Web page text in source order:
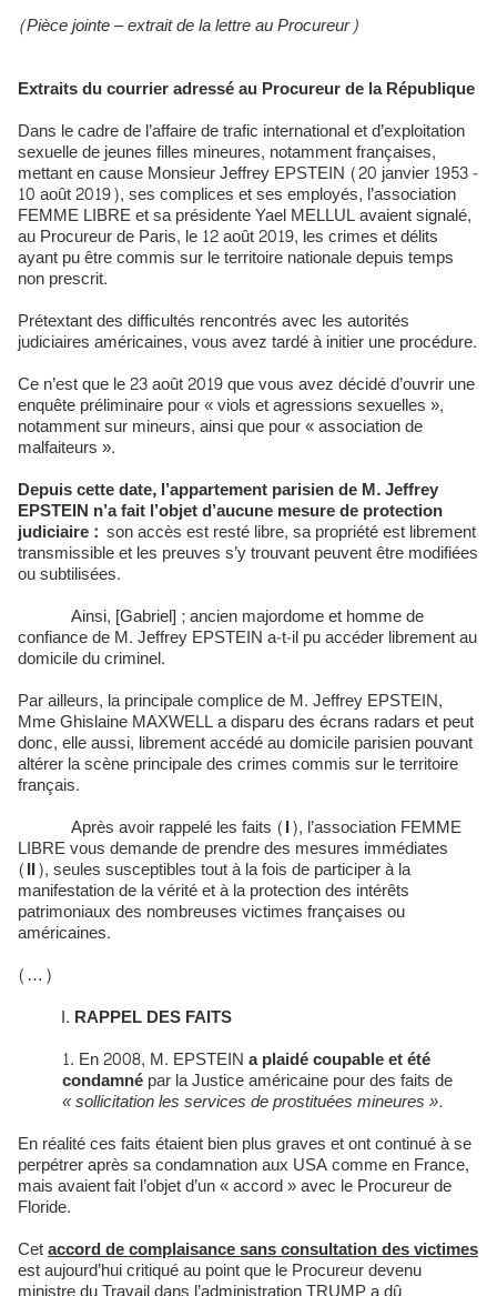
(Pièce jointe – extrait de la lettre au Procureur)
Extraits du courrier adressé au Procureur de la République
Dans le cadre de l’affaire de trafic international et d’exploitation
sexuelle de jeunes filles mineures, notamment françaises,
mettant en cause Monsieur Jeffrey EPSTEIN (20 janvier 1953 -
10 août 2019), ses complices et ses employés, l’association
FEMME LIBRE et sa présidente Yael MELLUL avaient signalé,
au Procureur de Paris, le 12 août 2019, les crimes et délits
ayant pu être commis sur le territoire nationale depuis temps
non prescrit.
Prétextant des difficultés rencontrés avec les autorités
judiciaires américaines, vous avez tardé à initier une procédure.
Ce n’est que le 23 août 2019 que vous avez décidé d’ouvrir une
enquête préliminaire pour « viols et agressions sexuelles »,
notamment sur mineurs, ainsi que pour « association de
malfaiteurs ».
Depuis cette date, l’appartement parisien de M. Jeffrey
EPSTEIN n’a fait l’objet d’aucune mesure de protection
judiciaire : son accès est resté libre, sa propriété est librement
transmissible et les preuves s’y trouvant peuvent être modifiées
ou subtilisées.
Ainsi, [Gabriel] ; ancien majordome et homme de
confiance de M. Jeffrey EPSTEIN a-t-il pu accéder librement au
domicile du criminel.
Par ailleurs, la principale complice de M. Jeffrey EPSTEIN,
Mme Ghislaine MAXWELL a disparu des écrans radars et peut
donc, elle aussi, librement accédé au domicile parisien pouvant
altérer la scène principale des crimes commis sur le territoire
français.
Après avoir rappelé les faits (I), l’association FEMME
LIBRE vous demande de prendre des mesures immédiates
(II), seules susceptibles tout à la fois de participer à la
manifestation de la vérité et à la protection des intérêts
patrimoniaux des nombreuses victimes françaises ou
américaines.
(…)
RAPPEL DES FAITS
En 2008, M. EPSTEINa plaidé coupable et été
condamnépar la Justice américaine pour des faits de
« sollicitation les services de prostituées mineures ».
En réalité ces faits étaient bien plus graves et ont continué à se
perpétrer après sa condamnation aux USA comme en France,
mais avaient fait l’objet d’un « accord » avec le Procureur de
Floride.
Cetaccord de complaisance sans consultation des victimes
est aujourd’hui critiqué au point que le Procureur devenu